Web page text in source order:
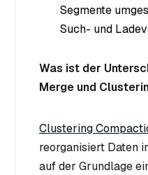
Segmente
Such- und
Was ist der
Merge und
Clustering
reorganisiert Daten
auf der Grundlage